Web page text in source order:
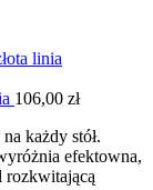
106,00 zł
każdy stół.
efektowna,
rozkwitającą